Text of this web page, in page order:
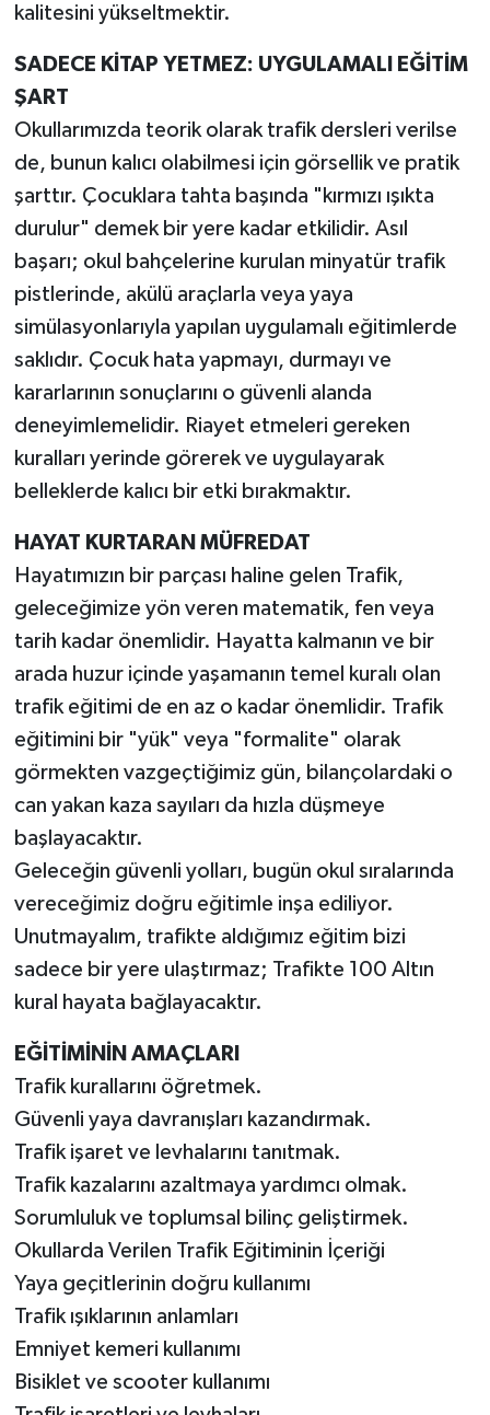
kalitesini yükseltmektir.
SADECE KİTAP YETMEZ: UYGULAMALI EĞİTİM
ŞART
Okullarımızda teorik olarak trafik dersleri verilse
de, bunun kalıcı olabilmesi için görsellik ve pratik
şarttır. Çocuklara tahta başında "kırmızı ışıkta
durulur" demek bir yere kadar etkilidir. Asıl
başarı; okul bahçelerine kurulan minyatür trafik
pistlerinde, akülü araçlarla veya yaya
simülasyonlarıyla yapılan uygulamalı eğitimlerde
saklıdır. Çocuk hata yapmayı, durmayı ve
kararlarının sonuçlarını o güvenli alanda
deneyimlemelidir. Riayet etmeleri gereken
kuralları yerinde görerek ve uygulayarak
belleklerde kalıcı bir etki bırakmaktır.
HAYAT KURTARAN MÜFREDAT
Hayatımızın bir parçası haline gelen Trafik,
geleceğimize yön veren matematik, fen veya
tarih kadar önemlidir. Hayatta kalmanın ve bir
arada huzur içinde yaşamanın temel kuralı olan
trafik eğitimi de en az o kadar önemlidir. Trafik
eğitimini bir "yük" veya "formalite" olarak
görmekten vazgeçtiğimiz gün, bilançolardaki o
can yakan kaza sayıları da hızla düşmeye
başlayacaktır.
Geleceğin güvenli yolları, bugün okul sıralarında
vereceğimiz doğru eğitimle inşa ediliyor.
Unutmayalım, trafikte aldığımız eğitim bizi
sadece bir yere ulaştırmaz; Trafikte 100 Altın
kural hayata bağlayacaktır.
EĞİTİMİNİN AMAÇLARI
Trafik kurallarını öğretmek.
Güvenli yaya davranışları kazandırmak.
Trafik işaret ve levhalarını tanıtmak.
Trafik kazalarını azaltmaya yardımcı olmak.
Sorumluluk ve toplumsal bilinç geliştirmek.
Okullarda Verilen Trafik Eğitiminin İçeriği
Yaya geçitlerinin doğru kullanımı
Trafik ışıklarının anlamları
Emniyet kemeri kullanımı
Bisiklet ve scooter kullanımı